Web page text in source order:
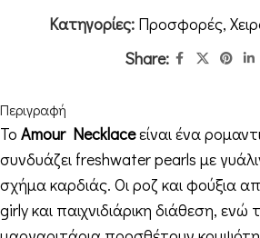
Κατηγορίες: Προσφορές,
Share:
Περιγραφή
Το Amour Necklaceείναι ένα
συνδυάζει freshwater pearls με
σχήμα καρδιάς. Οι ροζ και φούξια
girly και παιχνιδιάρικη διάθεση, ενώ